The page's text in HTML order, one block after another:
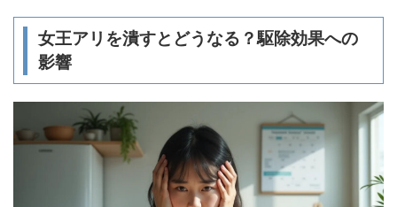
女王アリを潰すとどうなる？駆除効果への
影響